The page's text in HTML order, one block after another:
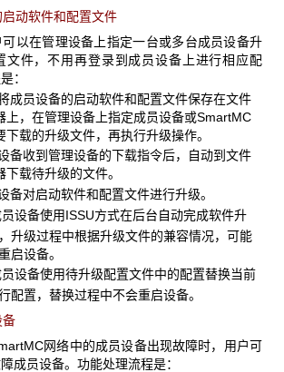
动软件和配置文件
以在管理设备上指定一台或多台成员设备升
文件，不用再登录到成员设备上进行相应配
：
员设备的启动软件和配置文件保存在文件
上，在管理设备上指定成员设备或SmartMC
下载的升级文件，再执行升级操作。
收到管理设备的下载指令后，自动到文件
下载待升级的文件。
对启动软件和配置文件进行升级。
设备使用ISSU方式在后台自动完成软件升
升级过程中根据升级文件的兼容情况，可能
启设备。
设备使用待升级配置文件中的配置替换当前
配置，替换过程中不会重启设备。
备
网络中的成员设备出现故障时，用户可
成员设备。功能处理流程是：